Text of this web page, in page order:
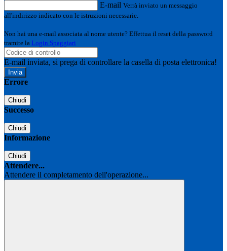
E-mail Verrà inviato un messaggio
all'indirizzo indicato con le istruzioni necessarie.
Non hai una e-mail associata al nome utente? Effettua il reset della password
tramite la Login Spaggiari
E-mail inviata, si prega di controllare la casella di posta elettronica!
Errore
Chiudi
Successo
Chiudi
Informazione
Chiudi
Attendere...
Attendere il completamento dell'operazione...